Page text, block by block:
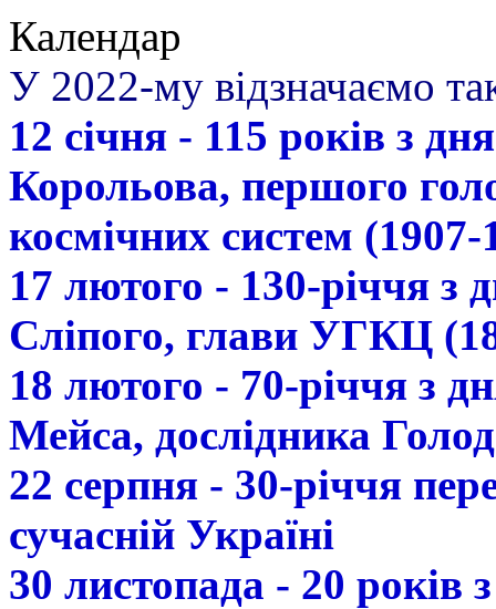
Календар
У 2022-му відзначаємо
12 січня - 115 років з
Корольова, першого
космічних систем (1907-
17 лютого - 130-річчя з
Сліпого, глави УГКЦ
18 лютого - 70-річчя з
Мейса, дослідника
22 серпня - 30-річчя
сучасній Україні
30 листопада - 20 років